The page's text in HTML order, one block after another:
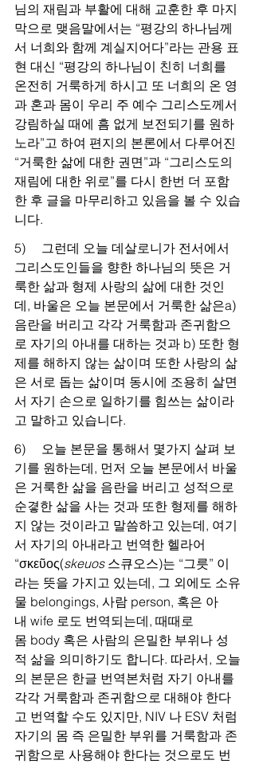
님의 재림과 부활에 대해 교훈한 후 마지
막으로 맺음말에서는 “평강의 하나님께
서 너희와 함께 계실지어다”라는 관용 표
현 대신 “평강의 하나님이 친히 너희를
온전히 거룩하게 하시고 또 너희의 온 영
과 혼과 몸이 우리 주 예수 그리스도께서
강림하실 때에 흠 없게 보전되기를 원하
노라”고 하여 편지의 본론에서 다루어진
“거룩한 삶에 대한 권면”과 “그리스도의
재림에 대한 위로”를 다시 한번 더 포함
한 후 글을 마무리하고 있음을 볼 수 있습
니다.
5)     그런데 오늘 데살로니가 전서에서
그리스도인들을 향한 하나님의 뜻은 거
룩한 삶과 형제 사랑의 삶에 대한 것인
데, 바울은 오늘 본문에서 거룩한 삶은a)
음란을 버리고 각각 거룩함과 존귀함으
로 자기의 아내를 대하는 것과 b) 또한 형
제를 해하지 않는 삶이며 또한 사랑의 삶
은 서로 돕는 삶이며 동시에 조용히 살면
서 자기 손으로 일하기를 힘쓰는 삶이라
고 말하고 있습니다.
6)     오늘 본문을 통해서 몇가지 살펴 보
기를 원하는데, 먼저 오늘 본문에서 바울
은 거룩한 삶을 음란을 버리고 성적으로
순곃한 삶을 사는 것과 또한 형제를 해하
지 않는 것이라고 말씀하고 있는데, 여기
서 자기의 아내라고 번역한 헬라어
“σκεῦος(skeuos 스큐오스)는 “그릇” 이
라는 뜻을 가지고 있는데, 그 외에도 소유
물 belongings, 사람 person, 혹은 아
내 wife 로도 번역되는데, 때때로
몸 body 혹은 사람의 은밀한 부위나 성
적 삶을 의미하기도 합니다. 따라서, 오늘
의 본문은 한글 번역본처럼 자기 아내를
각각 거룩함과 존귀함으로 대해야 한다
고 번역할 수도 있지만, NIV 나 ESV 처럼
자기의 몸 즉 은밀한 부위를 거룩함과 존
귀함으로 사용해야 한다는 것으로도 번